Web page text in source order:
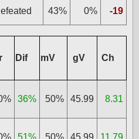
43% 0% -19
Dif mV gV Ch
36% 50% 45.99 8.31
51% 50% 45.99 11.79